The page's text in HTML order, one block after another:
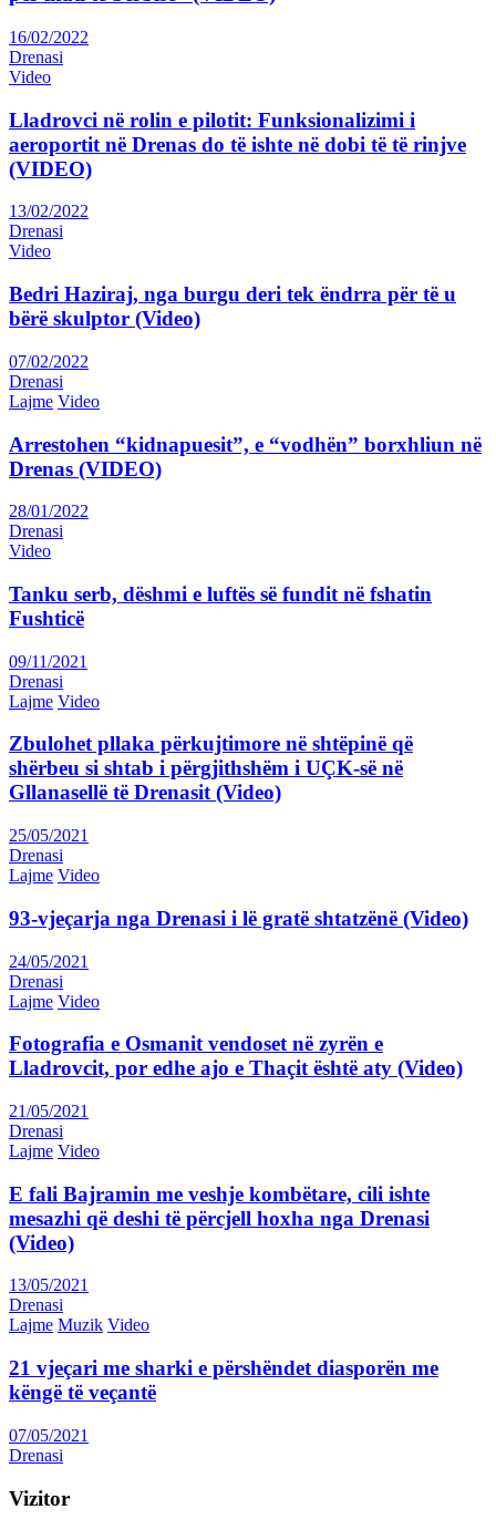
16/02/2022
Drenasi
Video
Lladrovci në rolin e pilotit: Funksionalizimi i
aeroportit në Drenas do të ishte në dobi të të rinjve
(VIDEO)
13/02/2022
Drenasi
Video
Bedri Haziraj, nga burgu deri tek ëndrra për të u
bërë skulptor (Video)
07/02/2022
Drenasi
Lajme Video
Arrestohen “kidnapuesit”, e “vodhën” borxhliun në
Drenas (VIDEO)
28/01/2022
Drenasi
Video
Tanku serb, dëshmi e luftës së fundit në fshatin
Fushticë
09/11/2021
Drenasi
Lajme Video
Zbulohet pllaka përkujtimore në shtëpinë që
shërbeu si shtab i përgjithshëm i UÇK-së në
Gllanasellë të Drenasit (Video)
25/05/2021
Drenasi
Lajme Video
93-vjeçarja nga Drenasi i lë gratë shtatzënë (Video)
24/05/2021
Drenasi
Lajme Video
Fotografia e Osmanit vendoset në zyrën e
Lladrovcit, por edhe ajo e Thaçit është aty (Video)
21/05/2021
Drenasi
Lajme Video
E fali Bajramin me veshje kombëtare, cili ishte
mesazhi që deshi të përcjell hoxha nga Drenasi
(Video)
13/05/2021
Drenasi
Lajme Muzik Video
21 vjeçari me sharki e përshëndet diasporën me
këngë të veçantë
07/05/2021
Drenasi
Vizitor